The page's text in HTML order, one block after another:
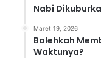
Nabi
Maret 19, 2026
Bolehkah
Waktunya?